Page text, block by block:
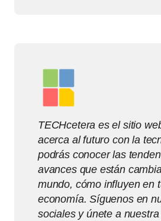
TECHcetera es el sitio
acerca al futuro con la
podrás conocer las
avances que están
mundo, cómo influyen en
economía. Síguenos en
sociales y únete a